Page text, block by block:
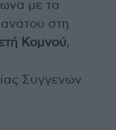
με τα
στη
Κομνού,
Συγγενών